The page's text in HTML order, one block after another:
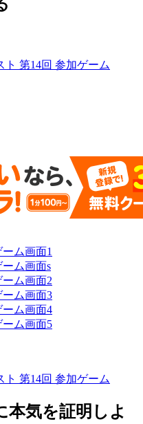
第14回 参加ゲーム
第14回 参加ゲーム
本気を証明しよ